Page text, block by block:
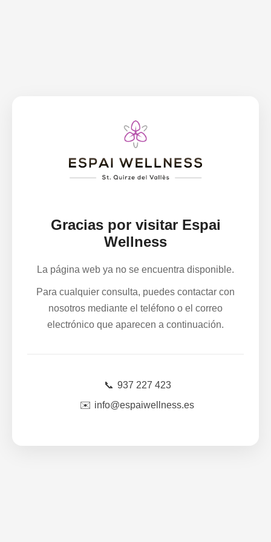
Gracias por visitar Espai
Wellness
La página web ya no se encuentra disponible.
Para cualquier consulta, puedes contactar con
nosotros mediante el teléfono o el correo
electrónico que aparecen a continuación.
📞 937 227 423
✉️ info@espaiwellness.es